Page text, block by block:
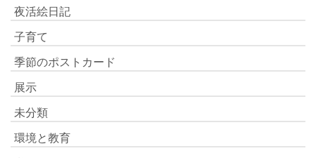
夜活絵日記
子育て
季節のポストカード
展示
未分類
環境と教育